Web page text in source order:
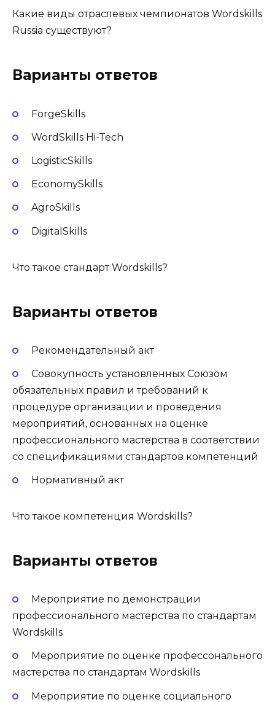
Какие виды отраслевых чемпионатов Wordskills
Russia существуют?
Варианты ответов
ForgeSkills
WordSkills Hi-Tech
LogisticSkills
EconomySkills
AgroSkills
DigitalSkills
Что такое стандарт Wordskills?
Варианты ответов
Рекомендательный акт
Cовокупность установленных Союзом
обязательных правил и требований к
процедуре организации и проведения
мероприятий, основанных на оценке
профессионального мастерства в соответствии
со спецификациями стандартов компетенций
Нормативный акт
Что такое компетенция Wordskills?
Варианты ответов
Мероприятие по демонстрации
профессионального мастерства по стандартам
Wordskills
Мероприятие по оценке профессонального
мастерства по стандартам Wordskills
Мероприятие по оценке социального